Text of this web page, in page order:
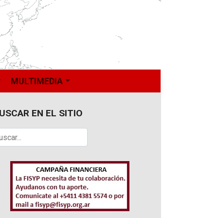
MULTIMEDIA
EN EL SITIO